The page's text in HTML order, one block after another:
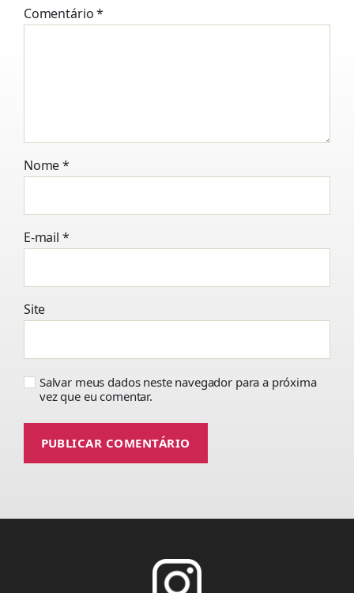
Comentário*
Nome*
E-mail *
Site
Salvar meus dados neste navegador para a próxima
vez que eu comentar.